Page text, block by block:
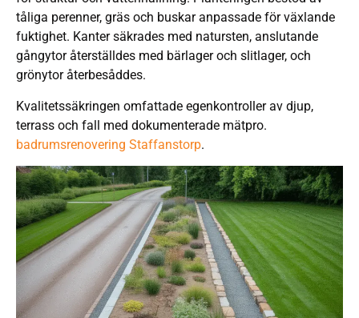
tåliga perenner, gräs och buskar anpassade för växlande
fuktighet. Kanter säkrades med natursten, anslutande
gångytor återställdes med bärlager och slitlager, och
grönytor återbesåddes.
Kvalitetssäkringen omfattade egenkontroller av djup,
terrass och fall med dokumenterade mätpro.
badrumsrenovering Staffanstorp.